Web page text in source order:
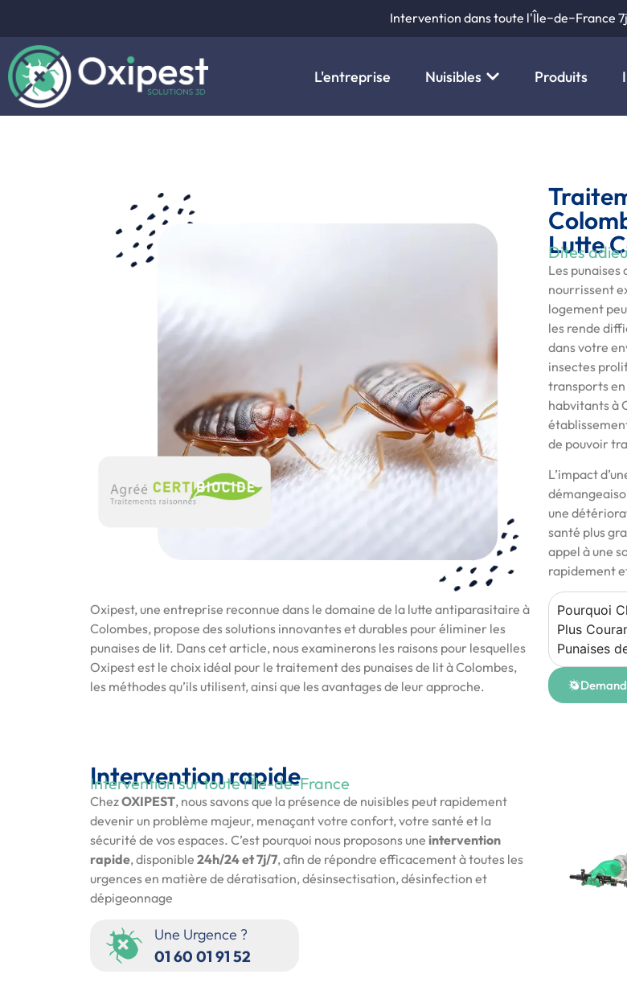
Intervention dans toute l'Île−de−France
L'entreprise Nuisibles Produits
Oxipest, une entreprise reconnue dans le domaine de la lutte antiparasitaire à
Colombes, propose des solutions innovantes et durables pour éliminer les
punaises de lit. Dans cet article, nous examinerons les raisons pour lesquelles
Oxipest est le choix idéal pour le traitement des punaises de lit à Colombes,
les méthodes qu’ils utilisent, ainsi que les avantages de leur approche.
Lutte
Dites
Les punaises
nourrissent
logement
les rende
dans votre
insectes
transports en
habvitants à
de pouvoir
L’impact
une
santé plus
appel à une
rapidement
Pourquoi
Plus
Punaises
Intervention rapide
Intervention sur toute l'Île-de-France
ChezOXIPEST, nous savons que la présence de nuisibles peut rapidement
devenir un problème majeur, menaçant votre confort, votre santé et la
sécurité de vos espaces. C’est pourquoi nous proposons une intervention
rapide, disponible 24h/24 et 7j/7, afin de répondre efficacement à toutes les
urgences en matière de dératisation, désinsectisation, désinfection et
dépigeonnage
Une Urgence ?
01 60 01 91 52